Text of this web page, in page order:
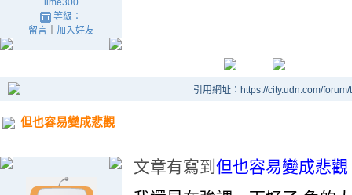
lime300
等級：
留言｜ 加入好友
引用網址：https://city.udn.com/
但也容易變成悲觀
文章有寫到 但也容易變成悲觀